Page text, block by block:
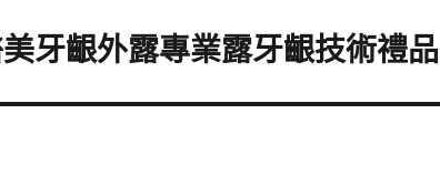
牙齦外露專業露牙齦技術禮品